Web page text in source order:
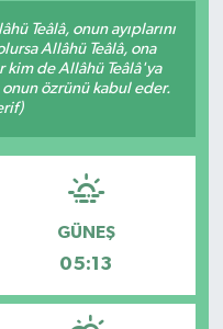
Teâlâ, onun ayıplarını
Allâhü Teâlâ, ona
kim de Allâhü Teâlâ'ya
özrünü kabul eder.
GÜNEŞ
05:13